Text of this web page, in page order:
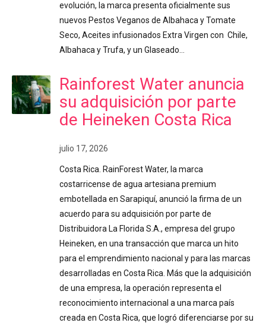
evolución, la marca presenta oficialmente sus
nuevos Pestos Veganos de Albahaca y Tomate
Seco, Aceites infusionados Extra Virgen con Chile,
Albahaca y Trufa, y un Glaseado…
Rainforest Water anuncia
su adquisición por parte
de Heineken Costa Rica
julio 17, 2026
Costa Rica. RainForest Water, la marca
costarricense de agua artesiana premium
embotellada en Sarapiquí, anunció la firma de un
acuerdo para su adquisición por parte de
Distribuidora La Florida S.A., empresa del grupo
Heineken, en una transacción que marca un hito
para el emprendimiento nacional y para las marcas
desarrolladas en Costa Rica. Más que la adquisición
de una empresa, la operación representa el
reconocimiento internacional a una marca país
creada en Costa Rica, que logró diferenciarse por su